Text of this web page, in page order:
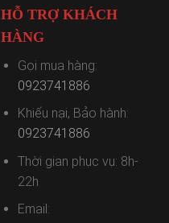
HỖ TRỢ KHÁCH
HÀNG
Gọi mua hàng:
0923741886
Khiếu nại, Bảo hành:
0923741886
Thời gian phục vụ: 8h-
22h
Email: